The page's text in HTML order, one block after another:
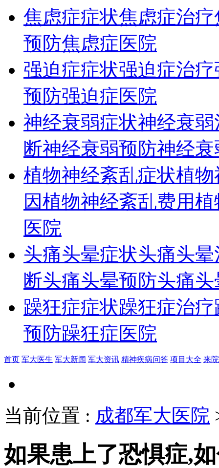
焦虑症症状焦虑症治疗
预防焦虑症医院
强迫症症状强迫症治疗
预防强迫症医院
神经衰弱症状神经衰弱
断神经衰弱预防神经
植物神经紊乱症状植物
因植物神经紊乱费用植
医院
头痛头晕症状头痛头
断头痛头晕预防头痛
躁狂症症状躁狂症治疗
预防躁狂症医院
首页 军大医生 军大新闻 军大资讯 精神疾病问答 项目大全 来
当前位置 : 成都军大医院
如果患上了恐惧症,